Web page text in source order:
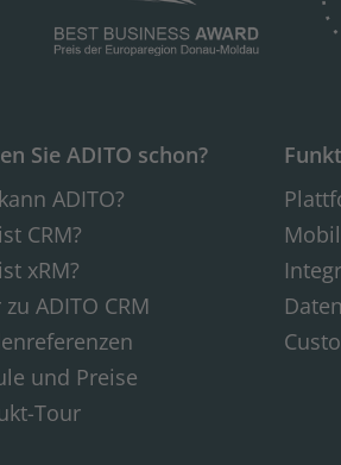
Sie ADITO schon?
ADITO?
CRM?
xRM?
ADITO CRM
und Preise
Tour